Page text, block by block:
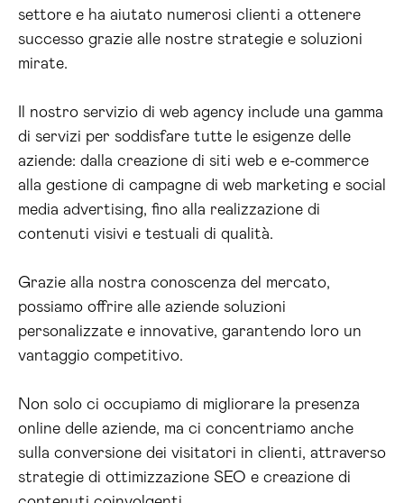
settore e ha aiutato numerosi clienti a ottenere
successo grazie alle nostre strategie e soluzioni
mirate.
Il nostro servizio di web agency include una gamma
di servizi per soddisfare tutte le esigenze delle
aziende: dalla creazione di siti web e e-commerce
alla gestione di campagne di web marketing e social
media advertising, fino alla realizzazione di
contenuti visivi e testuali di qualità.
Grazie alla nostra conoscenza del mercato,
possiamo offrire alle aziende soluzioni
personalizzate e innovative, garantendo loro un
vantaggio competitivo.
Non solo ci occupiamo di migliorare la presenza
online delle aziende, ma ci concentriamo anche
sulla conversione dei visitatori in clienti, attraverso
strategie di ottimizzazione SEO e creazione di